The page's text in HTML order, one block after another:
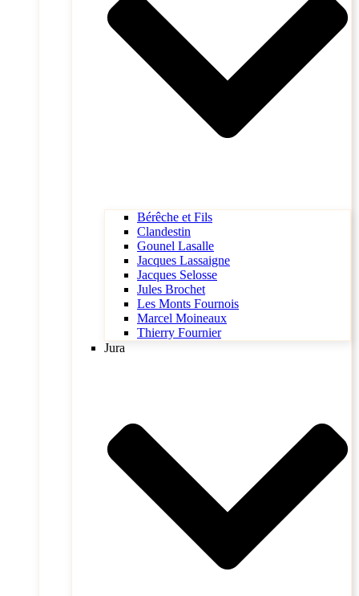
Bérêche et Fils
Clandestin
Gounel Lasalle
Jacques Lassaigne
Jacques Selosse
Jules Brochet
Les Monts Fournois
Marcel Moineaux
Thierry Fournier
Jura